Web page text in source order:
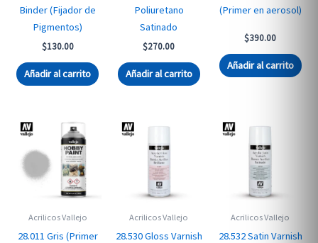
Binder (Fijador de
Pigmentos)
$130.00
Añadir al carrito
Poliuretano
Satinado
$270.00
Añadir al carrito
(Primer en aerosol)
$390.00
Añadir al carrito
Acrilicos Vallejo
28.011 Gris (Primer
Acrilicos Vallejo
28.530 Gloss Varnish
Acrilicos Vallejo
28.532 Satin Varnish